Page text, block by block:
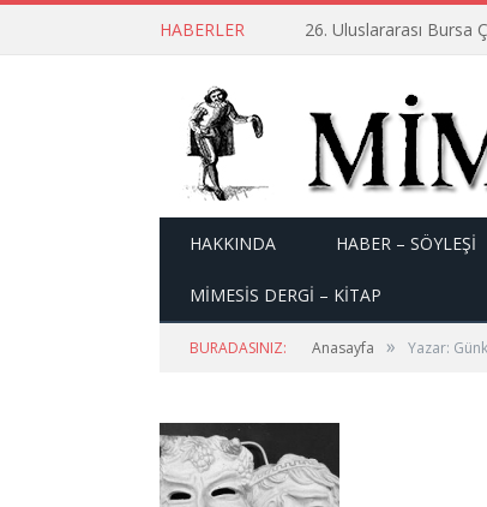
HABERLER 26. Uluslararası Bursa
HAKKINDA HABER – SÖYLEŞI
MİMESİS DERGİ – KİTAP
BURADASINIZ: Anasayfa » Yazar: